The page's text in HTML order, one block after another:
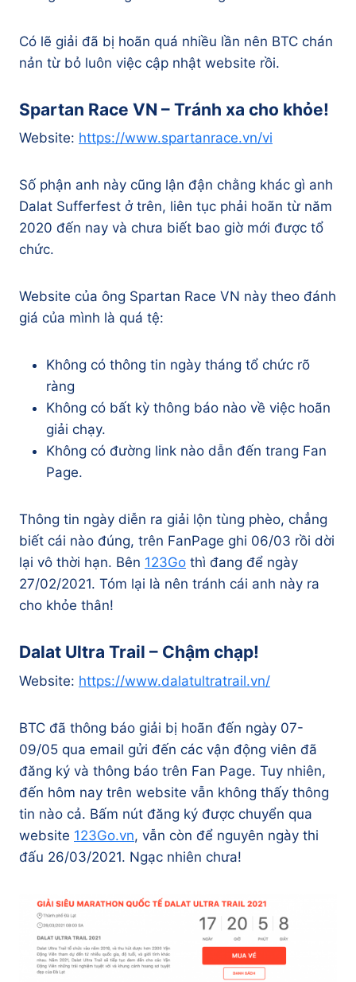
Có lẽ giải đã bị hoãn quá nhiều lần nên BTC chán
nản từ bỏ luôn việc cập nhật website rồi.
Spartan Race VN – Tránh xa cho khỏe!
Website: https://www.spartanrace.vn/vi
Số phận anh này cũng lận đận chằng khác gì anh
Dalat Sufferfest ở trên, liên tục phải hoãn từ năm
2020 đến nay và chưa biết bao giờ mới được tổ
chức.
Website của ông Spartan Race VN này theo đánh
giá của mình là quá tệ:
Không có thông tin ngày tháng tổ chức rõ
ràng
Không có bất kỳ thông báo nào về việc hoãn
giải chạy.
Không có đường link nào dẫn đến trang Fan
Page.
Thông tin ngày diễn ra giải lộn tùng phèo, chẳng
biết cái nào đúng, trên FanPage ghi 06/03 rồi dời
lại vô thời hạn. Bên 123Go thì đang để ngày
27/02/2021. Tóm lại là nên tránh cái anh này ra
cho khỏe thân!
Dalat Ultra Trail – Chậm chạp!
Website: https://www.dalatultratrail.vn/
BTC đã thông báo giải bị hoãn đến ngày 07-
09/05 qua email gửi đến các vận động viên đã
đăng ký và thông báo trên Fan Page. Tuy nhiên,
đến hôm nay trên website vẫn không thấy thông
tin nào cả. Bấm nút đăng ký được chuyển qua
website 123Go.vn, vẫn còn để nguyên ngày thi
đấu 26/03/2021. Ngạc nhiên chưa!